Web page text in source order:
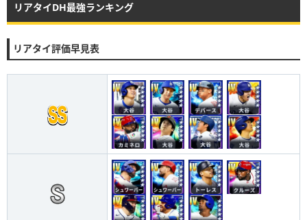
リアタイDH最強ランキング
リアタイ評価早見表